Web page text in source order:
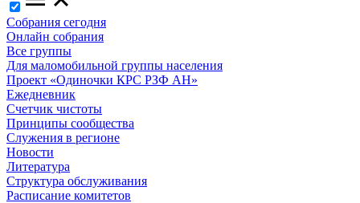
Собрания сегодня
Онлайн собрания
Все группы
Для маломобильной группы населения
Проект «Одиночки КРС РЗФ АН»
Ежедневник
Счетчик чистоты
Принципы сообщества
Служения в регионе
Новости
Литература
Структура обслуживания
Расписание комитетов